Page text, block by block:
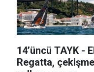
14’üncü TAYK -
Regatta,